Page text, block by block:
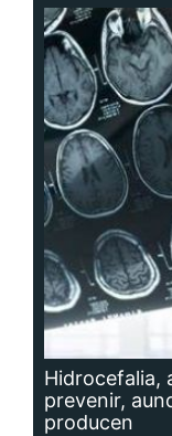
Hidrocefalia,
prevenir,
producen